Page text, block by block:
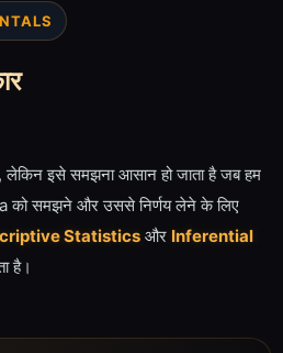
लेकिन इसे समझना आसान हो जाता है जब हम
को समझने और उससे निर्णय लेने के लिए
Statistics और Inferential
है।